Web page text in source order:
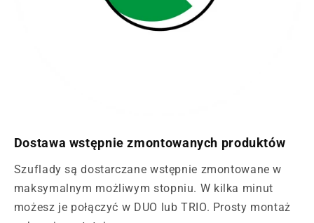
Dostawa wstępnie zmontowanych produktów
Szuflady są dostarczane wstępnie zmontowane w
maksymalnym możliwym stopniu. W kilka minut
możesz je połączyć w DUO lub TRIO. Prosty montaż